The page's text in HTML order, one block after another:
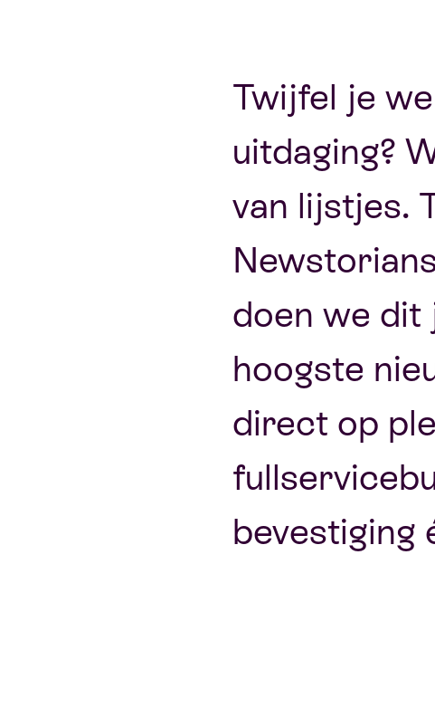
Twijfel je
uitdaging?
van lijstjes.
doen we dit
hoogste
direct op
bevestiging